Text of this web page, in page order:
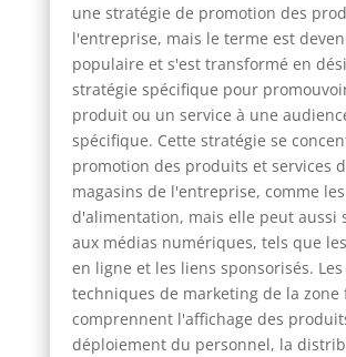
une stratégie de promotion des
l'entreprise, mais le terme est
populaire et s'est transformé en
stratégie spécifique pour
produit ou un service à une
spécifique. Cette stratégie se
promotion des produits et services
magasins de l'entreprise, comme
d'alimentation, mais elle peut aussi
aux médias numériques, tels que
en ligne et les liens sponsorisés. Les
techniques de marketing de la zone
comprennent l'affichage des
déploiement du personnel, la